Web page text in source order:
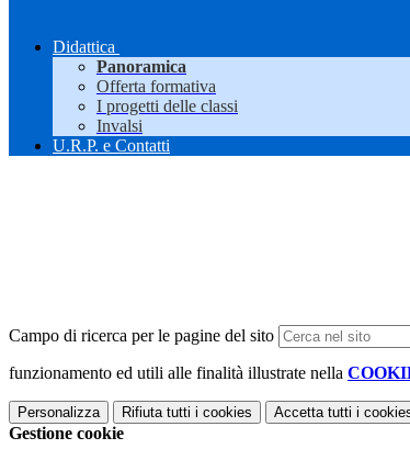
Didattica
Panoramica
Offerta formativa
I progetti delle classi
Invalsi
U.R.P. e Contatti
Campo di ricerca per le pagine del sito
funzionamento ed utili alle finalità illustrate nella
Personalizza Rifiuta tutti i cookies Accetta tutti i
Gestione cookie